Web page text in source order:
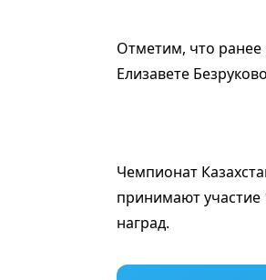
Отметим, что
Елизавете
Чемпионат
принимают участие
наград.